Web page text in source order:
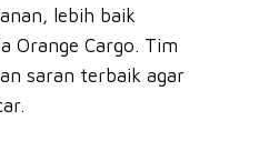
lebih baik
Orange Cargo. Tim
saran terbaik agar